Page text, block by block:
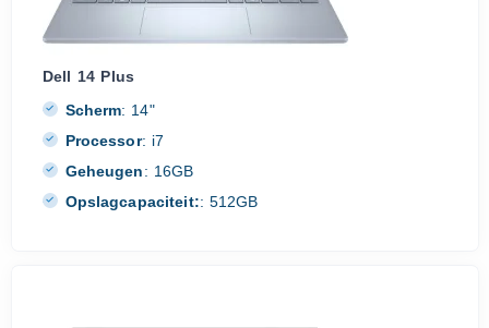
Dell 14 Plus
Scherm: 14"
Processor: i7
Geheugen: 16GB
Opslagcapaciteit:: 512GB